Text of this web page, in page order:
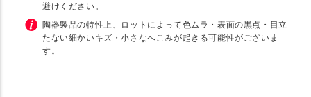
避けください。
陶器製品の特性上、ロットによって色ムラ・表面の黒点・目立
たない細かいキズ・小さなへこみが起きる可能性がございま
す。